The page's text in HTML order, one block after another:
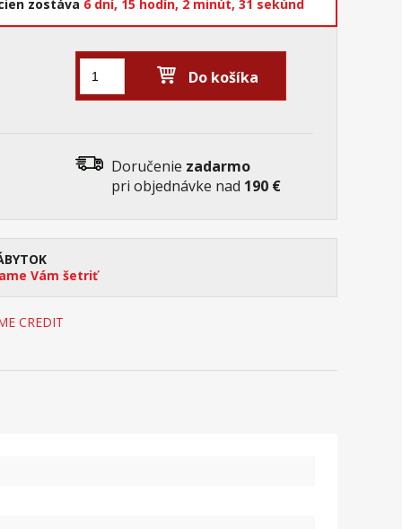
zostáva 6 dní, 15 hodín, 2 minút, 30 sekúnd
Do košíka
Doručenie zadarmo
pri objednávke nad 190 €
Vám šetriť
CREDIT